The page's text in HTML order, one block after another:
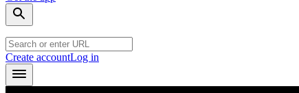
Create accountLog in